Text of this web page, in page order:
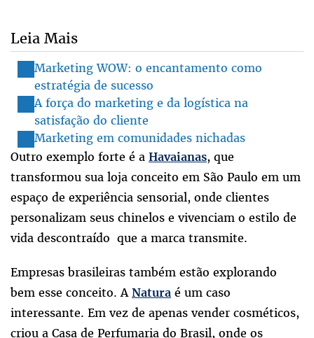
Leia Mais
Marketing WOW: o encantamento como
estratégia de sucesso
A força do marketing e da logística na
satisfação do cliente
Marketing em comunidades nichadas
Outro exemplo forte é a Havaianas, que
transformou sua loja conceito em São Paulo em um
espaço de experiência sensorial, onde clientes
personalizam seus chinelos e vivenciam o estilo de
vida descontraído que a marca transmite.
Empresas brasileiras também estão explorando
bem esse conceito. A Natura é um caso
interessante. Em vez de apenas vender cosméticos,
criou a Casa de Perfumaria do Brasil, onde os